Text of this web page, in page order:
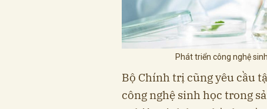
Phát triển công nghệ
Bộ Chính trị cũng yêu cầu
công nghệ sinh học trong